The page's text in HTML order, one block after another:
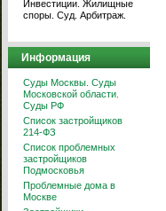
Инвестиции. Жилищные
споры. Суд. Арбитраж.
Информация
Суды Москвы. Суды
Московской области.
Суды РФ
Список застройщиков
214-ФЗ
Список проблемных
застройщиков
Подмосковья
Проблемные дома в
Москве